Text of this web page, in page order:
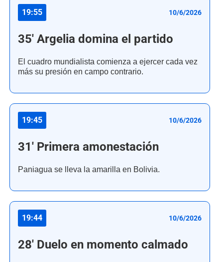
19:55 10/6/2026
35' Argelia domina el partido
El cuadro mundialista comienza a ejercer cada vez
más su presión en campo contrario.
19:45 10/6/2026
31' Primera amonestación
Paniagua se lleva la amarilla en Bolivia.
19:44 10/6/2026
28' Duelo en momento calmado